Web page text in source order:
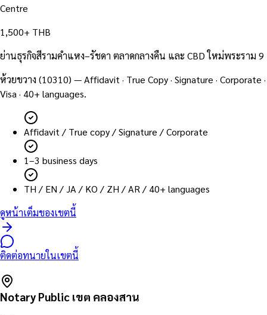
Centre
1,500+ THB
ย่านธุรกิจสีรามคำแหง–รัชดา ตลาดกลางคืน และ CBD ใหม่พระราม 9
ห้วยขวาง (10310) — Affidavit · True Copy · Signature · Corporate ·
Visa · 40+ languages.
Affidavit / True copy / Signature / Corporate
1–3 business days
TH / EN / JA / KO / ZH / AR / 40+ languages
ดูหน้าเต็มของเขตนี้
ติดต่อทนายในเขตนี้
Notary Public เขต คลองสาน